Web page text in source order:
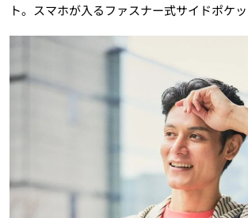
ト。スマホが入るファスナー式サイドポケッ